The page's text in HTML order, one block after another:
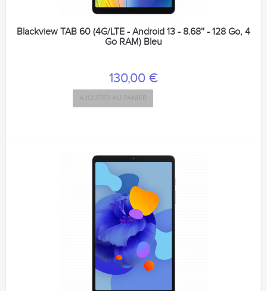
Blackview TAB 60 (4G/LTE - Android 13 - 8.68'' - 128 Go, 4
Go RAM) Bleu
130,00 €
AJOUTER AU PANIER